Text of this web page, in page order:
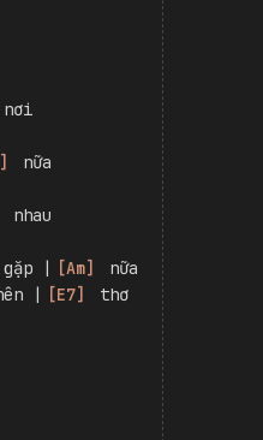
nơi
]
nữa
nhau
gặp | [Am]
nữa
| [E7]
thơ